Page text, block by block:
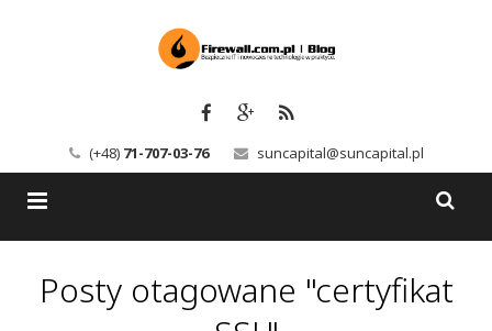
(+48) 71-707-03-76 suncapital@suncapital.pl
Backup-Solutions
Usługi
Posty otagowane "certyfikat